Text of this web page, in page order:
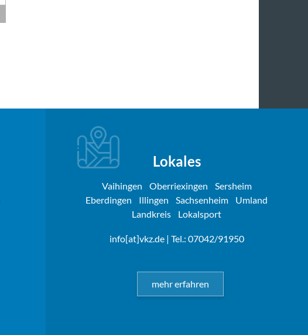
Lokales
Vaihingen Oberriexingen
Sersheim
Eberdingen
Illingen Sachsenheim
Umland
Landkreis
Lokalsport
info[at]vkz.de| Tel.: 07042/91950
mehr erfahren